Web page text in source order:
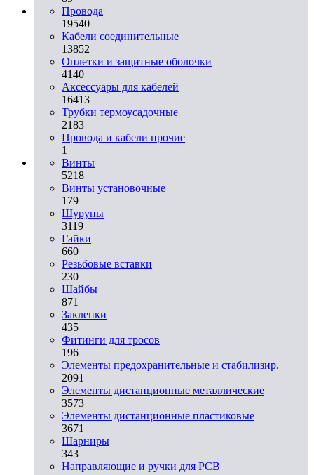
Провода
19540
Кабели соединительные
13852
Оплетки и защитные оболочки
4140
Аксессуары для кабелей
16413
Трубки термоусадочные
2183
Провода и кабели прочие
1
Винты
5218
Винты установочные
179
Шурупы
3119
Гайки
660
Резьбовые вставки
230
Шайбы
871
Заклепки
435
Фитинги для тросов
196
Элементы предохранительные и стабилизир.
2091
Элементы дистанционные металлические
3573
Элементы дистанционные пластиковые
3671
Шарниры
343
Направляющие и ручки для PCB